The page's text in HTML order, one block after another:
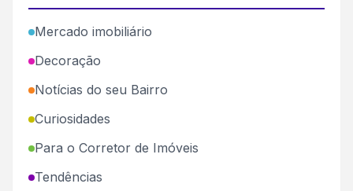
Mercado imobiliário
Decoração
Notícias do seu Bairro
Curiosidades
Para o Corretor de Imóveis
Tendências